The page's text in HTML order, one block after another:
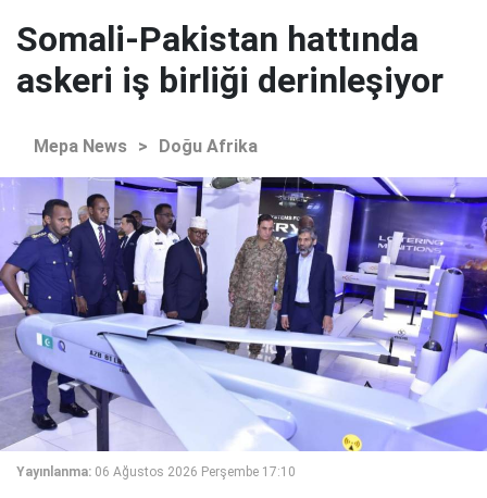
Somali-Pakistan hattında
askeri iş birliği derinleşiyor
Mepa News > Doğu Afrika
Yayınlanma: 06 Ağustos 2026 Perşembe 17:10